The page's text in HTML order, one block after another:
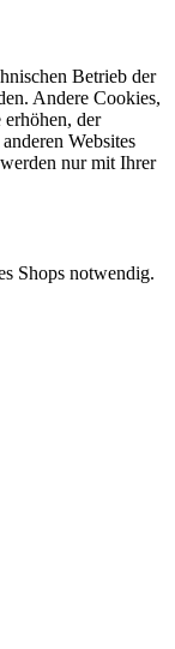
Betrieb der
Andere Cookies,
der
Websites
nur mit Ihrer
Shops notwendig.